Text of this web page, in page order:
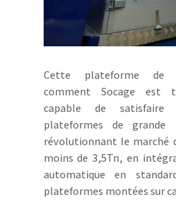
Cette plateforme de
comment Socage est
capable de
plateformes de
révolutionnant le marché
moins de 3,5Tn, en
automatique en
plateformes montées sur